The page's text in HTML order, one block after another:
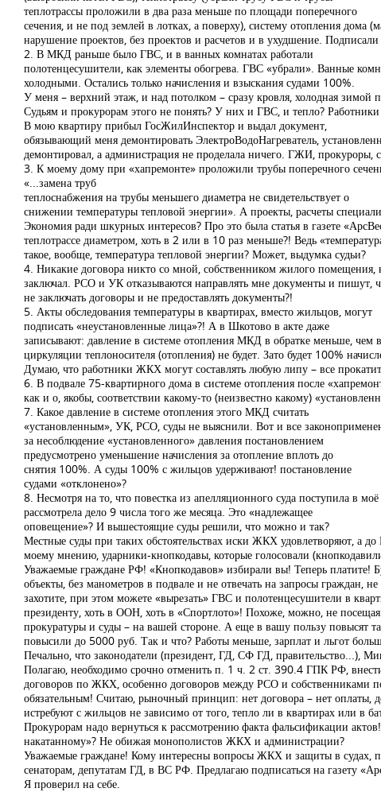
теплотрассы проложили в два раза меньше по площади поперечного
сечения, и не под землей в лотках, а поверху), систему отопления
нарушение проектов, без проектов и расчетов и в ухудшение.
2. В МКД раньше было ГВС, и в ванных комнатах работали
полотенцесушители, как элементы обогрева. ГВС «убрали». Ванные
холодными. Остались только начисления и взыскания судами 100%.
У меня – верхний этаж, и над потолком – сразу кровля, холодная зимой
Судьям и прокурорам этого не понять? У них и ГВС, и тепло?
В мою квартиру прибыл ГосЖилИнспектор и выдал документ,
обязывающий меня демонтировать ЭлектроВодоНагреватель,
демонтировал, а администрация не проделала ничего. ГЖИ, прокуроры,
3. К моему дому при «хапремонте» проложили трубы поперечного
«...замена труб
теплоснабжения на трубы меньшего диаметра не свидетельствует о
снижении температуры тепловой энергии». А проекты, расчеты
Экономия ради шкурных интересов? Про это была статья в газете
теплотрассе диаметром, хоть в 2 или в 10 раз меньше?! Ведь
такое, вообще, температура тепловой энергии? Может, выдумка судьи?
4. Никакие договора никто со мной, собственником жилого помещения,
заключал. РСО и УК отказываются направлять мне документы и пишут,
не заключать договоры и не предоставлять документы?!
5. Акты обследования температуры в квартирах, вместо жильцов, могут
подписать «неустановленные лица»?! А в Шкотово в акте даже
записывают: давление в системе отопления МКД в обратке меньше, чем
циркуляции теплоносителя (отопления) не будет. Зато будет 100%
Думаю, что работники ЖКХ могут составлять любую липу – все
6. В подвале 75-квартирного дома в системе отопления после
как и о, якобы, соответствии какому-то (неизвестно какому)
7. Какое давление в системе отопления этого МКД считать
«установленным», УК, РСО, суды не выяснили. Вот и все
за несоблюдение «установленного» давления постановлением
предусмотрено уменьшение начисления за отопление вплоть до
снятия 100%. А суды 100% с жильцов удерживают! постановление
судами «отклонено»?
8. Несмотря на то, что повестка из апелляционного суда поступила в
рассмотрела дело 9 числа того же месяца. Это «надлежащее
оповещение»? И вышестоящие суды решили, что можно и так?
Местные суды при таких обстоятельствах иски ЖКХ удовлетворяют, а
моему мнению, ударники-кнопкодавы, которые голосовали
Уважаемые граждане РФ! «Кнопкодавов» избирали вы! Теперь платите!
объекты, без манометров в подвале и не отвечать на запросы граждан,
захотите, при этом можете «вырезать» ГВС и полотенцесушители в
президенту, хоть в ООН, хоть в «Спортлото»! Похоже, можно, не
прокуратуры и суды – на вашей стороне. А еще в вашу пользу повысят
повысили до 5000 руб. Так и что? Работы меньше, зарплат и льгот
Печально, что законодатели (президент, ГД, СФ ГД, правительство...),
Полагаю, необходимо срочно отменить п. 1 ч. 2 ст. 390.4 ГПК РФ,
договоров по ЖКХ, особенно договоров между РСО и собственниками
обязательным! Считаю, рыночный принцип: нет договора – нет
истребуют с жильцов не зависимо от того, тепло ли в квартирах или в
Прокурорам надо вернуться к рассмотрению факта фальсификации
накатанному»? Не обижая монополистов ЖКХ и администрации?
Уважаемые граждане! Кому интересны вопросы ЖКХ и защиты в судах,
сенаторам, депутатам ГД, в ВС РФ. Предлагаю подписаться на газету
Я проверил на себе.